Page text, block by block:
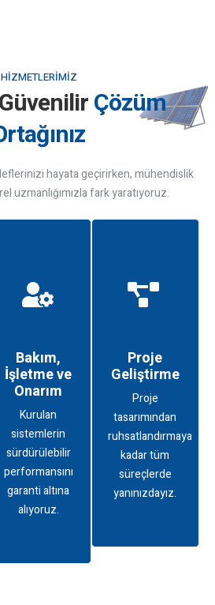
HIZMETLERIMIZ
Çözüm
hayata geçirirken, mühendislik
uzmanlığımızla fark yaratıyoruz.
Bakım,
İşletme ve
Onarım
Kurulan
sistemlerin
sürdürülebilir
performansını
garanti altına
alıyoruz.
Proje
Geliştirme
Proje
tasarımından
ruhsatlandırmaya
kadar tüm
süreçlerde
yanınızdayız.